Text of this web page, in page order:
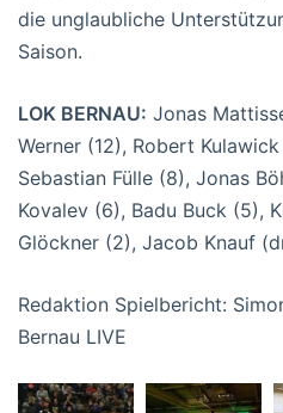
die unglaubliche
Saison.
LOK BERNAU: Jonas
Werner (12), Robert
Sebastian Fülle (8), Jonas
Kovalev (6), Badu Buck (5),
Glöckner (2), Jacob Knauf
Redaktion Spielbericht:
Bernau LIVE